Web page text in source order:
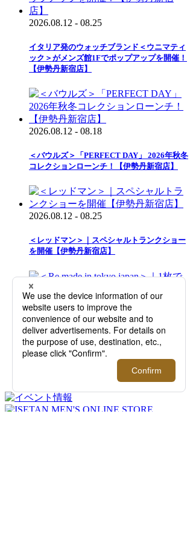
2026.08.12 - 08.25
イタリア発のウォッチブランド＜ウニマティ
ック＞がメンズ館1Fでポップアップを開催！
【伊勢丹新宿店】
2026.08.12 - 08.18
＜バウルズ＞「PERFECT DAY」 2026年秋冬
コレクションローンチ！【伊勢丹新宿店】
2026.08.12 - 08.25
＜レッドマン＞｜スペシャルトランクショー
を開催【伊勢丹新宿店】
2026.08.12 - 09.01
＜Re made in tokyo japan＞｜1枚でサマにな
る、夏を品よく快適に過ごすTシャツやカッ
トソーをご紹介！【伊勢丹新宿店】